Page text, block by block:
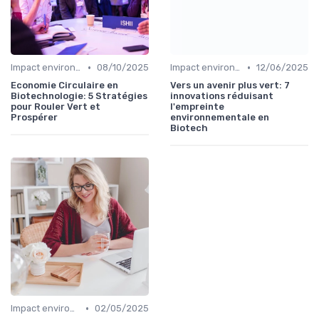
Impact environnemental • 08/10/2025
Economie Circulaire en
Biotechnologie: 5 Stratégies
pour Rouler Vert et
Prospérer
Impact environnemental • 12/06/2025
Vers un avenir plus vert: 7
innovations réduisant
l'empreinte
environnementale en
Biotech
Impact environnemental • 02/05/2025